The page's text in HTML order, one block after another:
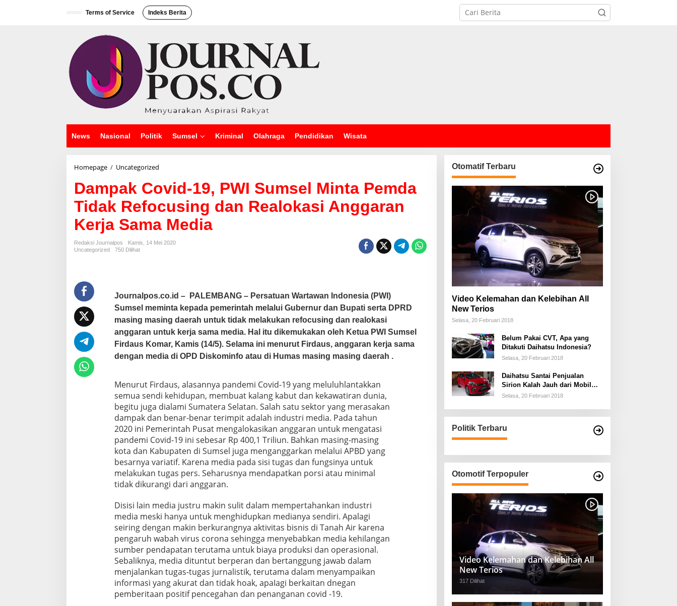
Terms of Service Indeks Berita
News Nasional Politik Sumsel Kriminal Olahraga Pendidikan Wisata
Homepage / Uncategorized
m
p
a
k
C
o
v
,
W
I
S
m
s
M
i
n
t
a
P
e
m
d
a
T
i
a
k
R
e
f
o
u
s
i
n
Dampak Covid-19, PWI Sumsel Minta Pemda
Tidak Refocusing dan Realokasi Anggaran
Kerja Sama Media
Redaksi Journalpos
Kamis, 14 Mei 2020
Uncategorized
750 Dilihat
Journalpos.co.id – PALEMBANG – Persatuan Wartawan Indonesia (PWI)
Sumsel meminta kepada pemerintah melalui Gubernur dan Bupati serta DPRD
masing masing daerah untuk tidak melakukan refocusing dan realokasi
anggaran untuk kerja sama media. Hal itu dikemukakan oleh Ketua PWI Sumsel
Firdaus Komar, Kamis (14/5). Selama ini menurut Firdaus, anggaran kerja sama
dengan media di OPD Diskominfo atau di Humas masing masing daerah .
Menurut Firdaus, alasannya pandemi Covid-19 yang meluluhlantakkan
semua sendi kehidupan, membuat kalang kabut dan kekawatiran dunia,
begitu juga dialami Sumatera Selatan. Salah satu sektor yang merasakan
dampak dan benar-benar terimpit adalah industri media. Pada tahun
2020 ini Pemerintah Pusat mengalokasikan anggaran untuk mengatasi
pandemi Covid-19 ini sebesar Rp 400,1 Triliun. Bahkan masing-masing
kota dan Kabupaten di Sumsel juga menganggarkan melalui APBD yang
besarnya variatif. Karena media pada sisi tugas dan fungsinya untuk
melakukan tugas pers. Seharusnya mendapatkan porsi atau minimal
tidak dikurangi dari anggaran.
Disisi lain media justru makin sulit dalam mempertahankan industri
media meski hanya untuk menghidupkan medianya sendiri. Apalagi
seiring dengan makin berkurangnya aktivitas bisnis di Tanah Air karena
pengaruh wabah virus corona sehingga menyebabkan media kehilangan
sumber pendapatan terutama untuk biaya produksi dan operasional.
Sebaliknya, media dituntut berperan dan bertanggung jawab dalam
menjalankan tugas-tugas jurnalistik, terutama dalam menyampaikan
informasi yang akurat dan tidak hoak, apaIagi berkaitan dnegan
pemberitaan positif pencegahan dan penanganan covid -19.
Otomatif Terbaru
Video Kelemahan dan Kelebihan All
New Terios
Selasa, 20 Februari 2018
Belum Pakai CVT, Apa yang
Ditakuti Daihatsu Indonesia?
Selasa, 20 Februari 2018
Daihatsu Santai Penjualan
Sirion Kalah Jauh dari Mobil
LCGC
Selasa, 20 Februari 2018
Politik Terbaru
Otomotif Terpopuler
Video Kelemahan dan Kelebihan All
New Terios
317 Dilihat